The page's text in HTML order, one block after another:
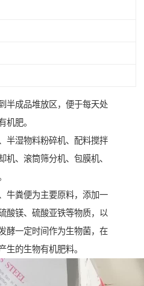
半成品堆放区，便于每天处
机肥。
半湿物料粉碎机、配料搅拌
机、滚筒筛分机、包膜机、
牛粪便为主要原料，添加一
酸镁、硫酸亚铁等物质，以
酵一定时间作为生物菌，在
生的生物有机肥料。